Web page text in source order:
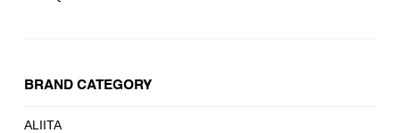
BRAND CATEGORY
ALIITA